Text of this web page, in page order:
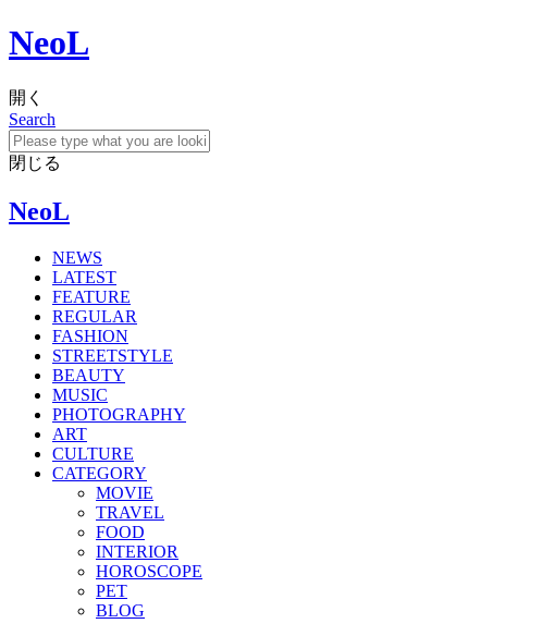
NeoL
開く
Search
閉じる
NeoL
NEWS
LATEST
FEATURE
REGULAR
FASHION
STREETSTYLE
BEAUTY
MUSIC
PHOTOGRAPHY
ART
CULTURE
CATEGORY
MOVIE
TRAVEL
FOOD
INTERIOR
HOROSCOPE
PET
BLOG